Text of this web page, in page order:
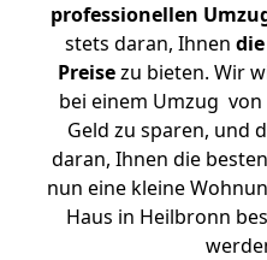
professionellen
stets daran, Ihnen
Preisezu bieten. Wir
bei einem Umzug
Geld zu sparen, und
daran, Ihnen die
nun eine kleine
Haus in Heilbronn